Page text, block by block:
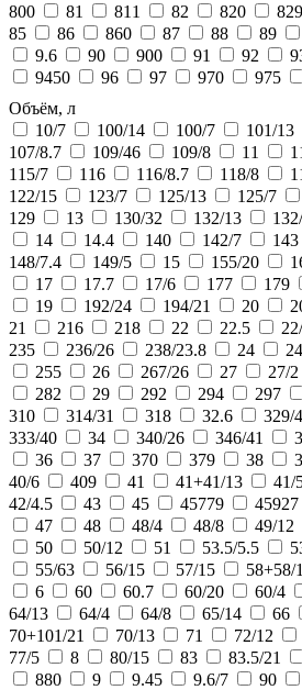
800
81 811 82 820 829
85
86 860 87 88 89
9.6
90 900 91 92
9450
96 97 970 975
Объём, л
10/7
100/14 100/7 101/13
107/8.7
109/46 109/8 11
115/7
116 116/8.7 118/8
122/15
123/7 125/13 125/7
129
13 130/32 132/13
14
14.4 140 142/7 143
148/7.4
149/5 15 155/20
17
17.7 17/6 177 179
19
192/24 194/21 20
21
216 218 22 22.5
235
236/26 238/23.8 24
255
26 267/26 27 27/2
282
29 292 294 297
310
314/31 318 32.6 329/
333/40
34 340/26 346/41
36
37 370 379 38
40/6
409 41 41+41/13 41/
42/4.5
43 45 45779 45927
47
48 48/4 48/8 49/12
50
50/12 51 53.5/5.5
55/63
56/15 57/15 58+58/
6
60 60.7 60/20 60/4
64/13
64/4 64/8 65/14 66
70+101/21
70/13 71 72/12
77/5
8 80/15 83 83.5/21
880
9 9.45 9.6/7 90